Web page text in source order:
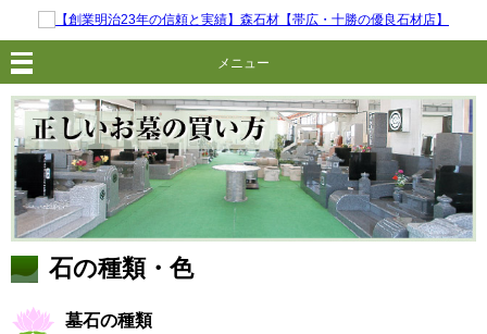
メニュー
石の種類・色
墓石の種類